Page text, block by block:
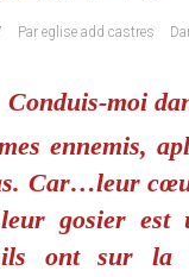
Par eglise add castres
moi
ennemis,
Car…leur
gosier est
ont sur la